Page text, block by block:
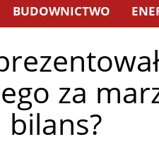
BUDOWNICTWO
za